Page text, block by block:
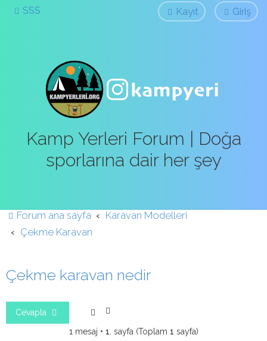
SSS Giriş
Kayıt
Kamp Yerleri Forum | Doğa
sporlarına dair her şey
Forum ana sayfa
Karavan Modelleri
Çekme Karavan
Çekme karavan nedir
Cevapla
1 mesaj • 1 . sayfa (Toplam 1 sayfa)